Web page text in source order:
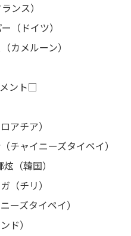
ンス）
ドイツ）
メルーン）
ント□
チア）
ャイニーズタイペイ）
（韓国）
（チリ）
ズタイペイ）
）